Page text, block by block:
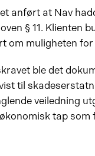
anført at Nav
§ 11. Klienten
om muligheten for
ble det
til
veiledning
tap som